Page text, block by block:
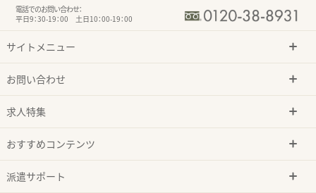
電話でのお問い合わせ：
平日9：30-19：00 土日10：00-19：00
サイトメニュー
お問い合わせ
求人特集
おすすめコンテンツ
派遣サポート